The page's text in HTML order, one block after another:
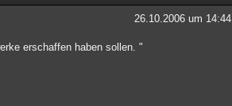
26.10.2006 um 14:44
erschaffen haben sollen. "